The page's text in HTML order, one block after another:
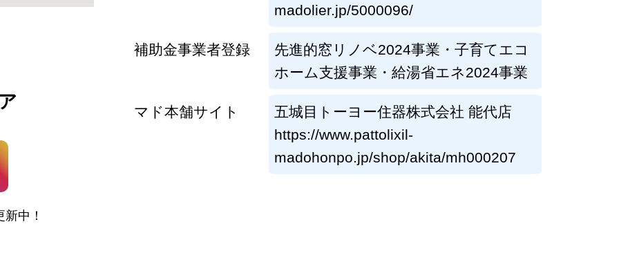
中！
madolier.jp/5000096/
補助金事業者登録
先進的窓リノベ2024事業・子育てエコ
ホーム支援事業・給湯省エネ2024事業
マド本舗サイト
五城目トーヨー住器株式会社 能代店
https://www.pattolixil-
madohonpo.jp/shop/akita/mh000207